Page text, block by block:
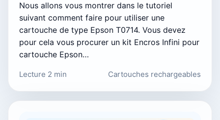
Nous allons vous montrer dans le tutoriel
suivant comment faire pour utiliser une
cartouche de type Epson T0714. Vous devez
pour cela vous procurer un kit Encros Infini pour
cartouche Epson…
Lecture 2 min Cartouches rechargeables